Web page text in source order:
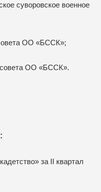
суворовское военное
ОО «БССК»;
совета ОО «БССК».
за II квартал